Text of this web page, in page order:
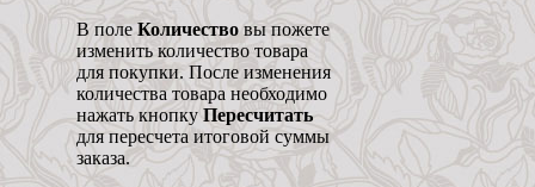
В полеКоличество вы пожете
изменить количество товара
для покупки. После изменения
количества товара необходимо
нажать кнопку Пересчитать
для пересчета итоговой суммы
заказа.